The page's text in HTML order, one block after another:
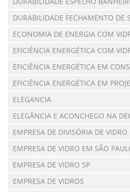
DURABILIDADE FECHAMENTO DE
ECONOMIA DE ENERGIA COM
EFICIÊNCIA ENERGÉTICA COM
EFICIÊNCIA ENERGÉTICA EM
EFICIÊNCIA ENERGÉTICA EM
ELEGANCIA
ELEGÂNCIA E ACONCHEGO NA
EMPRESA DE DIVISÓRIA DE
EMPRESA DE VIDRO EM SÃO
EMPRESA DE VIDRO SP
EMPRESA DE VIDROS